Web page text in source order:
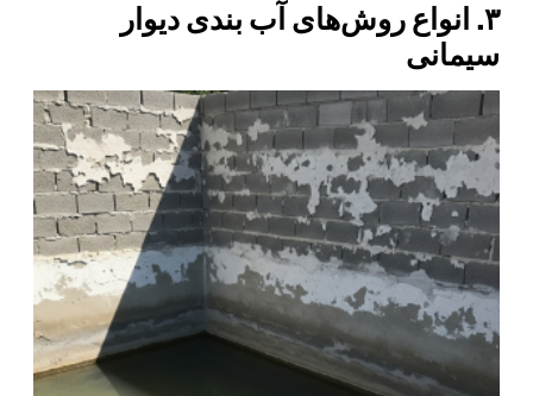
۳. انواع روش‌های آب بندی دیوار
سیمانی